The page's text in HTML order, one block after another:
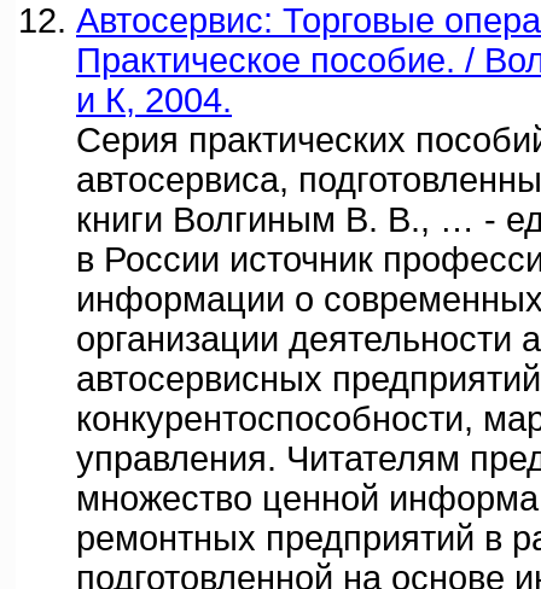
Автосервис: Торговые
Практическое пособие. /
и К, 2004.
Серия практических
автосервиса,
книги Волгиным В. В., … -
в России источник
информации о
организации деятельности
автосервисных
конкурентоспособности,
управления. Читателям
множество ценной
ремонтных предприятий в
подготовленной на основе